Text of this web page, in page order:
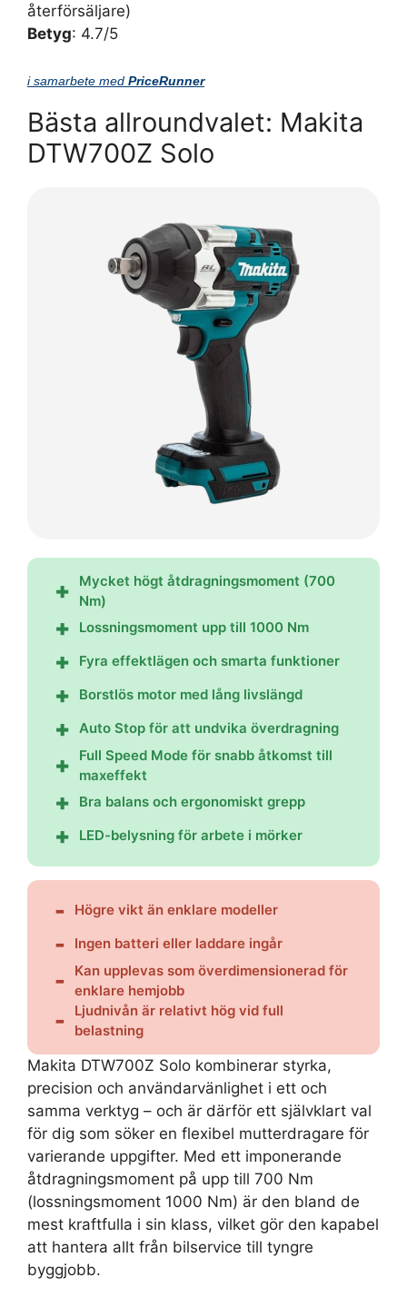
återförsäljare)
Betyg: 4.7/5
i samarbete med PriceRunner
Bästa allroundvalet: Makita
DTW700Z Solo
Mycket högt åtdragningsmoment (700
Nm)
Lossningsmoment upp till 1000 Nm
Fyra effektlägen och smarta funktioner
Borstlös motor med lång livslängd
Auto Stop för att undvika överdragning
Full Speed Mode för snabb åtkomst till
maxeffekt
Bra balans och ergonomiskt grepp
LED-belysning för arbete i mörker
Högre vikt än enklare modeller
Ingen batteri eller laddare ingår
Kan upplevas som överdimensionerad för
enklare hemjobb
Ljudnivån är relativt hög vid full
belastning
Makita DTW700Z Solo kombinerar styrka,
precision och användarvänlighet i ett och
samma verktyg – och är därför ett självklart val
för dig som söker en flexibel mutterdragare för
varierande uppgifter. Med ett imponerande
åtdragningsmoment på upp till 700 Nm
(lossningsmoment 1000 Nm) är den bland de
mest kraftfulla i sin klass, vilket gör den kapabel
att hantera allt från bilservice till tyngre
byggjobb.